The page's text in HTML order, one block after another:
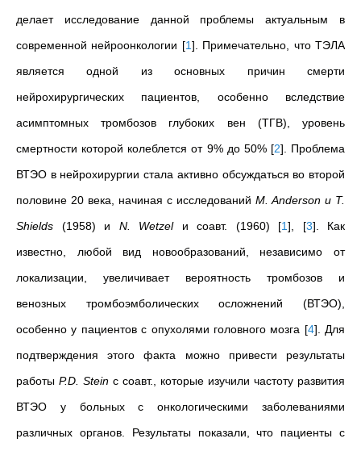
делает исследование данной проблемы актуальным в
современной нейроонкологии [1] . Примечательно, что ТЭЛА
является одной из основных причин смерти
нейрохирургических пациентов, особенно вследствие
асимптомных тромбозов глубоких вен (ТГВ), уровень
смертности которой колеблется от 9% до 50% [2] . Проблема
ВТЭО в нейрохирургии стала активно обсуждаться во второй
половине 20 века, начиная с исследований M. Anderson и T.
Shields (1958) и N. Wetzelи соавт. (1960) [1] [3] . Как
известно, любой вид новообразований, независимо от
локализации, увеличивает вероятность тромбозов и
венозных тромбоэмболических осложнений (ВТЭО),
особенно у пациентов с опухолями головного мозга [4] . Для
подтверждения этого факта можно привести результаты
работы P.D. Stein с соавт., которые изучили частоту развития
ВТЭО у больных с онкологическими заболеваниями
различных органов. Результаты показали, что пациенты с